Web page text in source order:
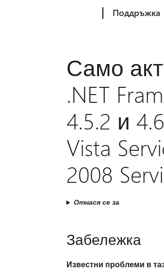
Поддръжка
Само
.NET
4.5.2 и
Vista
2008
Отнася се за
Забележка
Известни проблеми в